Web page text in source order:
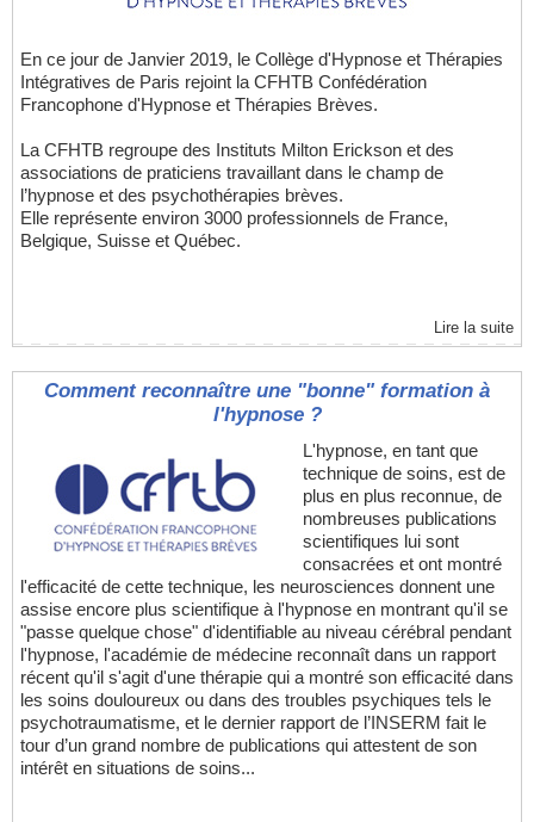
En ce jour de Janvier 2019, le Collège d'Hypnose et Thérapies
Intégratives de Paris rejoint la CFHTB Confédération
Francophone d'Hypnose et Thérapies Brèves.
La CFHTB regroupe des Instituts Milton Erickson et des
associations de praticiens travaillant dans le champ de
l’hypnose et des psychothérapies brèves.
Elle représente environ 3000 professionnels de France,
Belgique, Suisse et Québec.
Lire la suite
Comment reconnaître une "bonne" formation à
l'hypnose ?
L'hypnose, en tant que
technique de soins, est de
plus en plus reconnue, de
nombreuses publications
scientifiques lui sont
consacrées et ont montré
l'efficacité de cette technique, les neurosciences donnent une
assise encore plus scientifique à l'hypnose en montrant qu'il se
"passe quelque chose" d'identifiable au niveau cérébral pendant
l'hypnose, l'académie de médecine reconnaît dans un rapport
récent qu'il s'agit d'une thérapie qui a montré son efficacité dans
les soins douloureux ou dans des troubles psychiques tels le
psychotraumatisme, et le dernier rapport de l’INSERM fait le
tour d’un grand nombre de publications qui attestent de son
intérêt en situations de soins...